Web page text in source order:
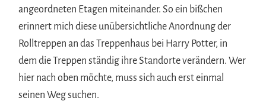
angeordneten Etagen miteinander. So ein bißchen
erinnert mich diese unübersichtliche Anordnung der
Rolltreppen an das Treppenhaus bei Harry Potter, in
dem die Treppen ständig ihre Standorte verändern. Wer
hier nach oben möchte, muss sich auch erst einmal
seinen Weg suchen.